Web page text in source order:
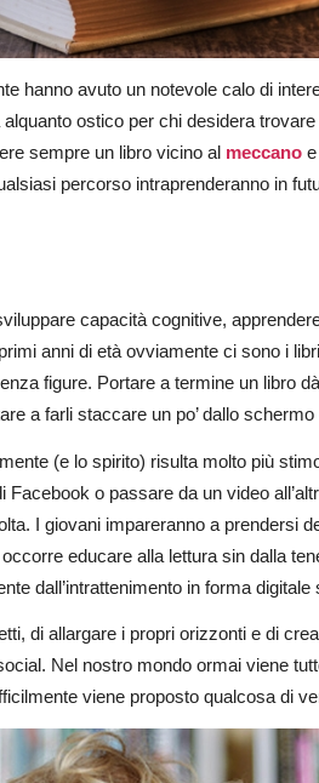
hanno avuto un notevole calo di
ostico per chi desidera
sempre un libro vicino al meccano
percorso intraprenderanno in
capacità cognitive,
anni di età ovviamente ci sono i
figure. Portare a termine un libro
a farli staccare un po’ dallo
(e lo spirito) risulta molto più
Facebook o passare da un video
I giovani impareranno a prendersi
educare alla lettura sin dalla
dall’intrattenimento in forma digitale
di allargare i propri orizzonti e di
Nel nostro mondo ormai viene
viene proposto qualcosa di